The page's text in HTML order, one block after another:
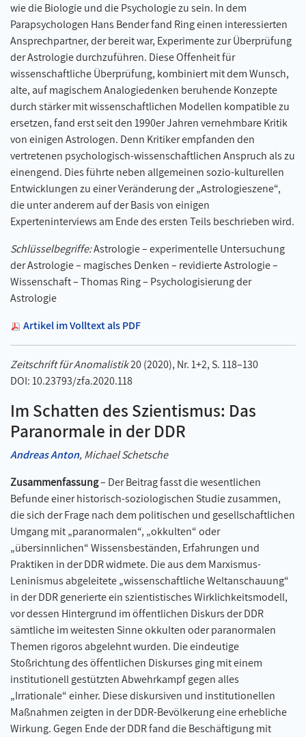
wie die Biologie und die Psychologie zu sein. In dem
Parapsychologen Hans Bender fand Ring einen interessierten
Ansprechpartner, der bereit war, Experimente zur Überprüfung
der Astrologie durchzuführen. Diese Offenheit für
wissenschaftliche Überprüfung, kombiniert mit dem Wunsch,
alte, auf magischem Analogiedenken beruhende Konzepte
durch stärker mit wissenschaftlichen Modellen kompatible zu
ersetzen, fand erst seit den 1990er Jahren vernehmbare Kritik
von einigen Astrologen. Denn Kritiker empfanden den
vertretenen psychologisch-wissenschaftlichen Anspruch als zu
einengend. Dies führte neben allgemeinen sozio-kulturellen
Entwicklungen zu einer Veränderung der „Astrologieszene“,
die unter anderem auf der Basis von einigen
Experteninterviews am Ende des ersten Teils beschrieben wird.
Schlüsselbegriffe:Astrologie – experimentelle Untersuchung
der Astrologie – magisches Denken – revidierte Astrologie –
Wissenschaft – Thomas Ring – Psychologisierung der
Astrologie
Artikel im Volltext als PDF
Zeitschrift für Anomalistik20 (2020), Nr. 1+2, S. 118–130
DOI: 10.23793/zfa.2020.118
Im Schatten des Szientismus: Das
Paranormale in der DDR
Andreas Anton, Michael Schetsche
Zusammenfassung– Der Beitrag fasst die wesentlichen
Befunde einer historisch-soziologischen Studie zusammen,
die sich der Frage nach dem politischen und gesellschaftlichen
Umgang mit „paranormalen“, „okkulten“ oder
„übersinnlichen“ Wissensbeständen, Erfahrungen und
Praktiken in der DDR widmete. Die aus dem Marxismus-
Leninismus abgeleitete „wissenschaftliche Weltanschauung“
in der DDR generierte ein szientistisches Wirklichkeitsmodell,
vor dessen Hintergrund im öffentlichen Diskurs der DDR
sämtliche im weitesten Sinne okkulten oder paranormalen
Themen rigoros abgelehnt wurden. Die eindeutige
Stoßrichtung des öffentlichen Diskurses ging mit einem
institutionell gestützten Abwehrkampf gegen alles
„Irrationale“ einher. Diese diskursiven und institutionellen
Maßnahmen zeigten in der DDR-Bevölkerung eine erhebliche
Wirkung. Gegen Ende der DDR fand die Beschäftigung mit